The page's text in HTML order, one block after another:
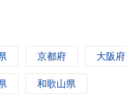
京都府 大阪府
和歌山県